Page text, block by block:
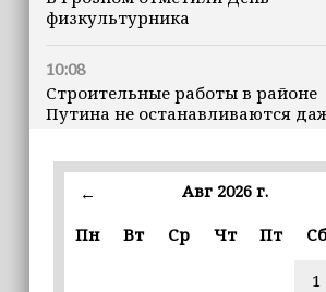
физкультурника
10:08
Строительные работы в районе
Путина не останавливаются
марта
← Авг 2026 г.
Пн
Вт Ср Чт Пт Сб
1